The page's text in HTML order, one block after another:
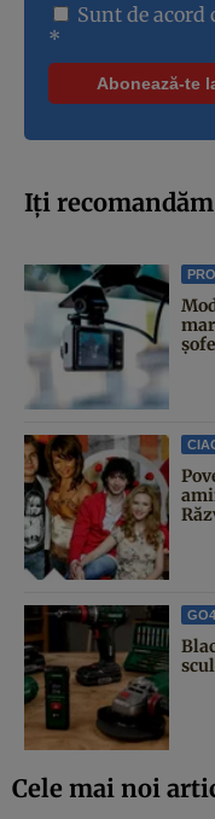
Sunt de acord
*
Iți recomandăm
Cele mai noi